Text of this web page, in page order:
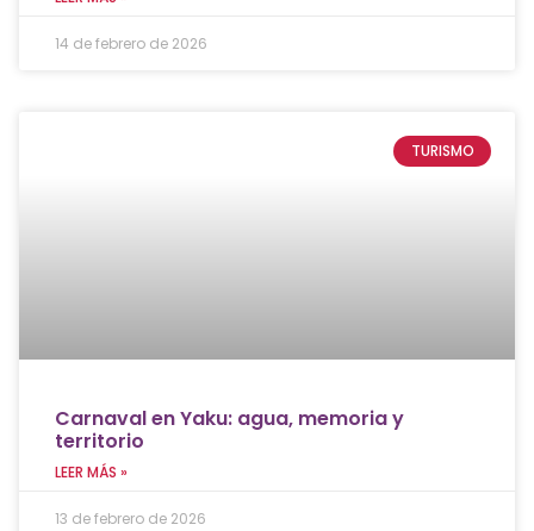
14 de febrero de 2026
TURISMO
Carnaval en Yaku: agua, memoria y
territorio
LEER MÁS »
13 de febrero de 2026